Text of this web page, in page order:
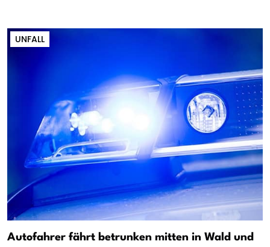
UNFALL
Autofahrer fährt betrunken mitten in Wald und